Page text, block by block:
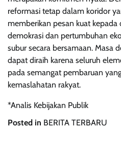
reformasi tetap dalam koridor
memberikan pesan kuat
demokrasi dan pertumbuhan
subur secara bersamaan. Masa
dapat diraih karena seluruh
pada semangat pembaruan
kemaslahatan rakyat.
*Analis Kebijakan Publik
Posted in BERITA TERBARU